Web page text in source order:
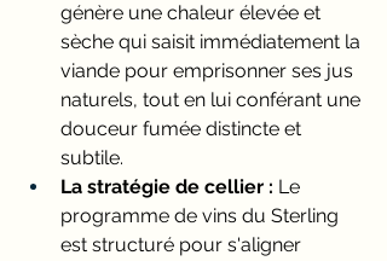
génère une chaleur élevée et
sèche qui saisit immédiatement la
viande pour emprisonner ses jus
naturels, tout en lui conférant une
douceur fumée distincte et
subtile.
La stratégie de cellier : Le
programme de vins du Sterling
est structuré pour s'aligner